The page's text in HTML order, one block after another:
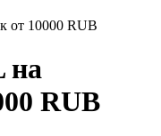
от 10000 RUB
на
RUB